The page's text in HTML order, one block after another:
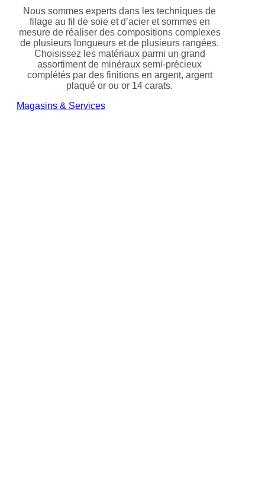
Nous sommes experts dans les techniques de
filage au fil de soie et d’acier et sommes en
mesure de réaliser des compositions complexes
de plusieurs longueurs et de plusieurs rangées.
Choisissez les matériaux parmi un grand
assortiment de minéraux semi-précieux
complétés par des finitions en argent, argent
plaqué or ou or 14 carats.
Magasins & Services